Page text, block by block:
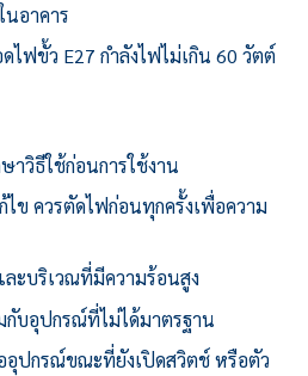
อาคาร
ไฟขั้ว E27 กำลังไฟไม่เกิน 60 วัตต์
าวิธีใช้ก่อนการใช้งาน
ข ควรตัดไฟก่อนทุกครั้งเพื่อความ
ะบริเวณที่มีความร้อนสูง
บอุปกรณ์ที่ไม่ได้มาตรฐาน
ปกรณ์ขณะที่ยังเปิดสวิตช์ หรือตัว